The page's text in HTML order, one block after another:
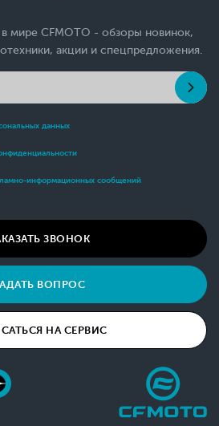
в мире CFMOTO - обзоры новинок,
акции и спецпредложения.
данных
информационных сообщений
ЗВОНОК
ВОПРОС
НА СЕРВИС